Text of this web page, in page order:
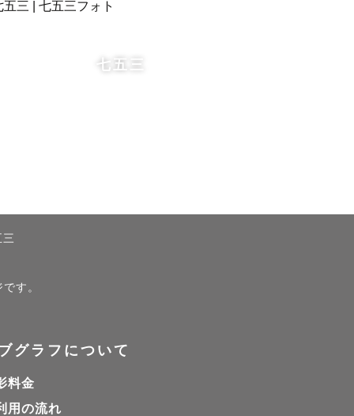
七五三
す。
グラフについて
料金
用の流れ